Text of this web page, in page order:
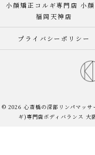
小顔矯正コルギ専門店 小
福岡天神店
プライバシーポリシー
© 2026 心斎橋の深部リンパマッサ
ギ)専門店ボディバランス